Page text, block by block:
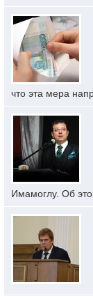
что эта мера
Имамоглу. Об